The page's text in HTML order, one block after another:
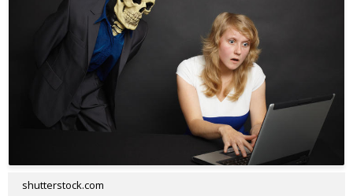
shutterstock.com